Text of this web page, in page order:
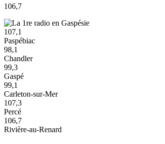
106,7
107,1
Paspébiac
98,1
Chandler
99,3
Gaspé
99,1
Carleton-sur-Mer
107,3
Percé
106,7
Rivière-au-Renard